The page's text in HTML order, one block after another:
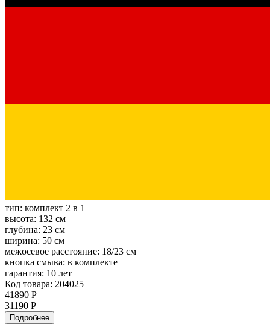
тип: комплект 2 в 1
высота: 132 см
глубина: 23 см
ширина: 50 см
межосевое расстояние: 18/23 см
кнопка смыва: в комплекте
гарантия: 10 лет
Код товара: 204025
41890 Р
31190 Р
Подробнее